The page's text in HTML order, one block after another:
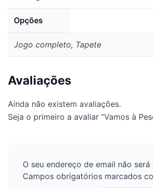
Opções
Jogo completo, Tapete
Avaliações
Ainda não existem avaliações.
Seja o primeiro a avaliar “Vamos à
O seu endereço de email não
Campos obrigatórios marcados